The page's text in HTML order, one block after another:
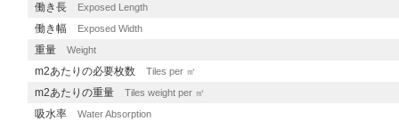
働き長 Exposed Length
働き幅 Exposed Width
重量 Weight
m2あたりの必要枚数 Tiles per ㎡
m2あたりの重量 Tiles weight per ㎡
吸水率 Water Absorption